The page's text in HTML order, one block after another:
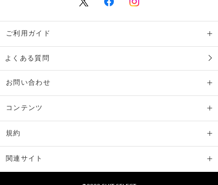
ご利用ガイド
よくある質問
お問い合わせ
コンテンツ
規約
関連サイト